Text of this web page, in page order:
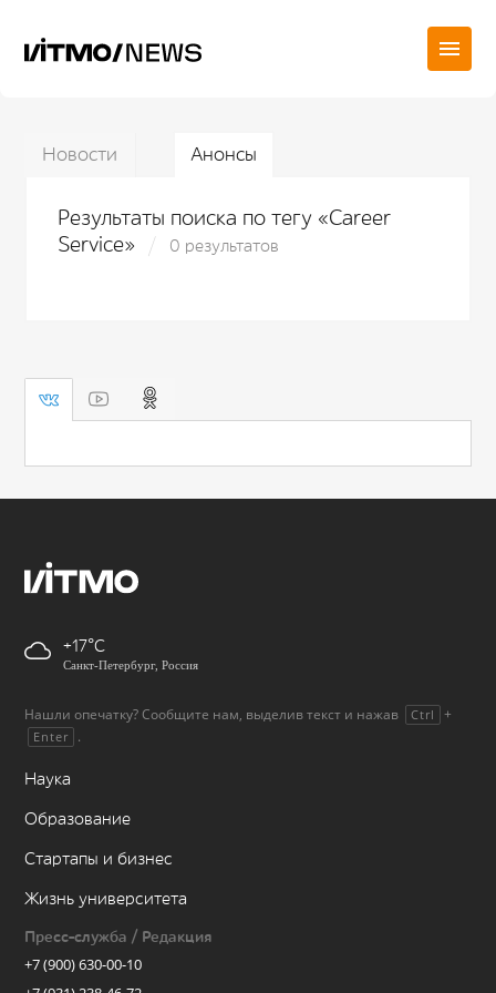
Новости Анонсы
Результаты поиска по тегу «Career
Service»
0 результатов
+17
Санкт-Петербург, Россия
Нашли опечатку? Сообщите нам, выделив текст и нажав Ctrl +
Enter .
Наука
Образование
Стартапы и бизнес
Жизнь университета
Пресс-служба / Редакция
+7 (900) 630-00-10